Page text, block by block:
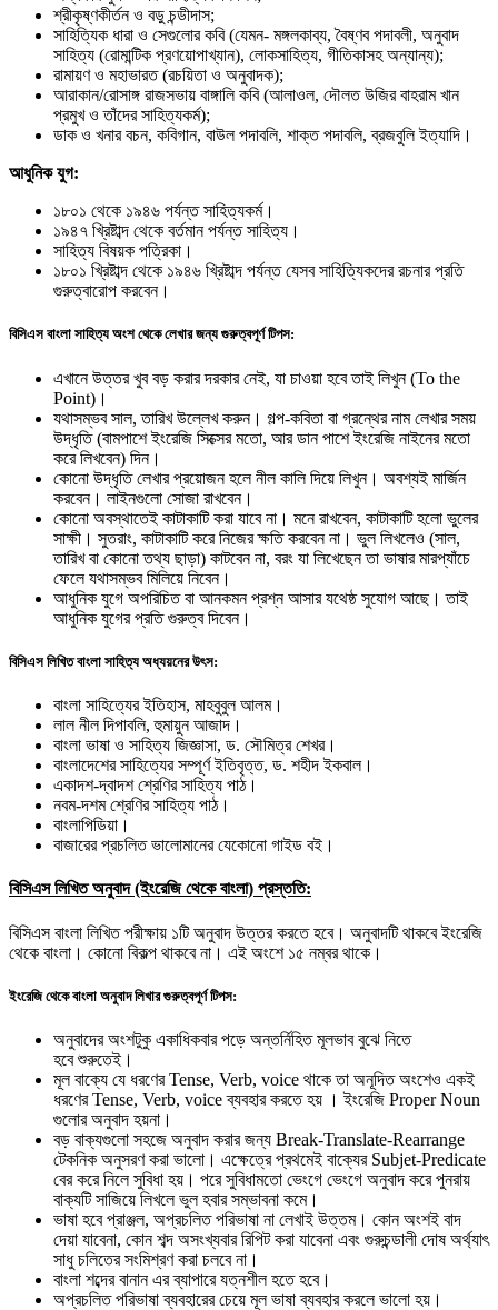
শ্রীকৃষ্ণকীর্তন ও বড়ু চন্ডীদাস;
সাহিত্যিক ধারা ও সেগুলোর কবি (যেমন- মঙ্গলকাব্য, বৈষ্ণব পদাবলী, অনুবাদ
সাহিত্য (রোমান্টিক প্রণয়োপাখ্যান), লোকসাহিত্য, গীতিকাসহ অন্যান্য);
রামায়ণ ও মহাভারত (রচয়িতা ও অনুবাদক);
আরাকান/রোসাঙ্গ রাজসভায় বাঙ্গালি কবি (আলাওল, দৌলত উজির বাহরাম খান
প্রমুখ ও তাঁদের সাহিত্যকর্ম);
ডাক ও খনার বচন, কবিগান, বাউল পদাবলি, শাক্ত পদাবলি, ব্রজবুলি ইত্যাদি।
আধুনিক যুগ:
১৮০১ থেকে ১৯৪৬ পর্যন্ত সাহিত্যকর্ম।
১৯৪৭ খ্রিষ্টাব্দ থেকে বর্তমান পর্যন্ত সাহিত্য।
সাহিত্য বিষয়ক পত্রিকা।
১৮০১ খ্রিষ্টাব্দ থেকে ১৯৪৬ খ্রিষ্টাব্দ পর্যন্ত যেসব সাহিত্যিকদের রচনার প্রতি
গুরুত্বারোপ করবেন।
বিসিএস বাংলা সাহিত্য অংশ থেকে লেখার জন্য গুরুত্বপূর্ণ টিপস:
এখানে উত্তর খুব বড় করার দরকার নেই, যা চাওয়া হবে তাই লিখুন (To the
Point)।
যথাসম্ভব সাল, তারিখ উল্লেখ করুন। গল্প-কবিতা বা গ্রন্থের নাম লেখার সময়
উদ্ধৃতি (বামপাশে ইংরেজি সিক্সের মতো, আর ডান পাশে ইংরেজি নাইনের মতো
করে লিখবেন) দিন।
কোনো উদ্ধৃতি লেখার প্রয়োজন হলে নীল কালি দিয়ে লিখুন। অবশ্যই মার্জিন
করবেন। লাইনগুলো সোজা রাখবেন।
কোনো অবস্থাতেই কাটাকাটি করা যাবে না। মনে রাখবেন, কাটাকাটি হলো ভুলের
সাক্ষী। সুতরাং, কাটাকাটি করে নিজের ক্ষতি করবেন না। ভুল লিখলেও (সাল,
তারিখ বা কোনো তথ্য ছাড়া) কাটবেন না, বরং যা লিখেছেন তা ভাষার মারপ্যাঁচে
ফেলে যথাসম্ভব মিলিয়ে নিবেন।
আধুনিক যুগে অপরিচিত বা আনকমন প্রশ্ন আসার যথেষ্ঠ সুযোগ আছে। তাই
আধুনিক যুগের প্রতি গুরুত্ব দিবেন।
বিসিএস লিখিত বাংলা সাহিত্য অধ্যয়নের উৎস:
বাংলা সাহিত্যের ইতিহাস, মাহবুবুল আলম।
লাল নীল দিপাবলি, হুমায়ুন আজাদ।
বাংলা ভাষা ও সাহিত্য জিজ্ঞাসা, ড. সৌমিত্র শেখর।
বাংলাদেশের সাহিত্যের সম্পূর্ণ ইতিবৃত্ত, ড. শহীদ ইকবাল।
একাদশ-দ্বাদশ শ্রেণির সাহিত্য পাঠ।
নবম-দশম শ্রেণির সাহিত্য পাঠ।
বাংলাপিডিয়া।
বাজারের প্রচলিত ভালোমানের যেকোনো গাইড বই।
বিসিএস লিখিত অনুবাদ (ইংরেজি থেকে বাংলা) প্রস্ততি:
বিসিএস বাংলা লিখিত পরীক্ষায় ১টি অনুবাদ উত্তর করতে হবে। অনুবাদটি থাকবে ইংরেজি
থেকে বাংলা। কোনো বিকল্প থাকবে না। এই অংশে ১৫ নম্বর থাকে।
ইংরেজি থেকে বাংলা অনুবাদ লিখার গুরুত্বপূর্ণ টিপস:
অনুবাদের অংশটুকু একাধিকবার পড়ে অন্তর্নিহিত মূলভাব বুঝে নিতে
হবে শুরুতেই।
মূল বাক্যে যে ধরণের Tense, Verb, voice থাকে তা অনূদিত অংশেও একই
ধরণের Tense, Verb, voice ব্যবহার করতে হয় । ইংরেজি Proper Noun
গুলোর অনুবাদ হয়না।
বড় বাক্যগুলো সহজে অনুবাদ করার জন্য Break-Translate-Rearrange
টেকনিক অনুসরণ করা ভালো। এক্ষেত্রে প্রথমেই বাক্যের Subjet-Predicate
বের করে নিলে সুবিধা হয়। পরে সুবিধামতো ভেংগে ভেংগে অনুবাদ করে পুনরায়
বাক্যটি সাজিয়ে লিখলে ভুল হবার সম্ভাবনা কমে।
ভাষা হবে প্রাঞ্জল, অপ্রচলিত পরিভাষা না লেখাই উত্তম। কোন অংশই বাদ
দেয়া যাবেনা, কোন শব্দ অসংখ্যবার রিপিট করা যাবেনা এবং গুরুচন্ডালী দোষ অর্থ্যাৎ
সাধু চলিতের সংমিশ্রণ করা চলবে না।
বাংলা শব্দের বানান এর ব্যাপারে যত্নশীল হতে হবে।
অপ্রচলিত পরিভাষা ব্যবহারের চেয়ে মূল ভাষা ব্যবহার করলে ভালো হয়।